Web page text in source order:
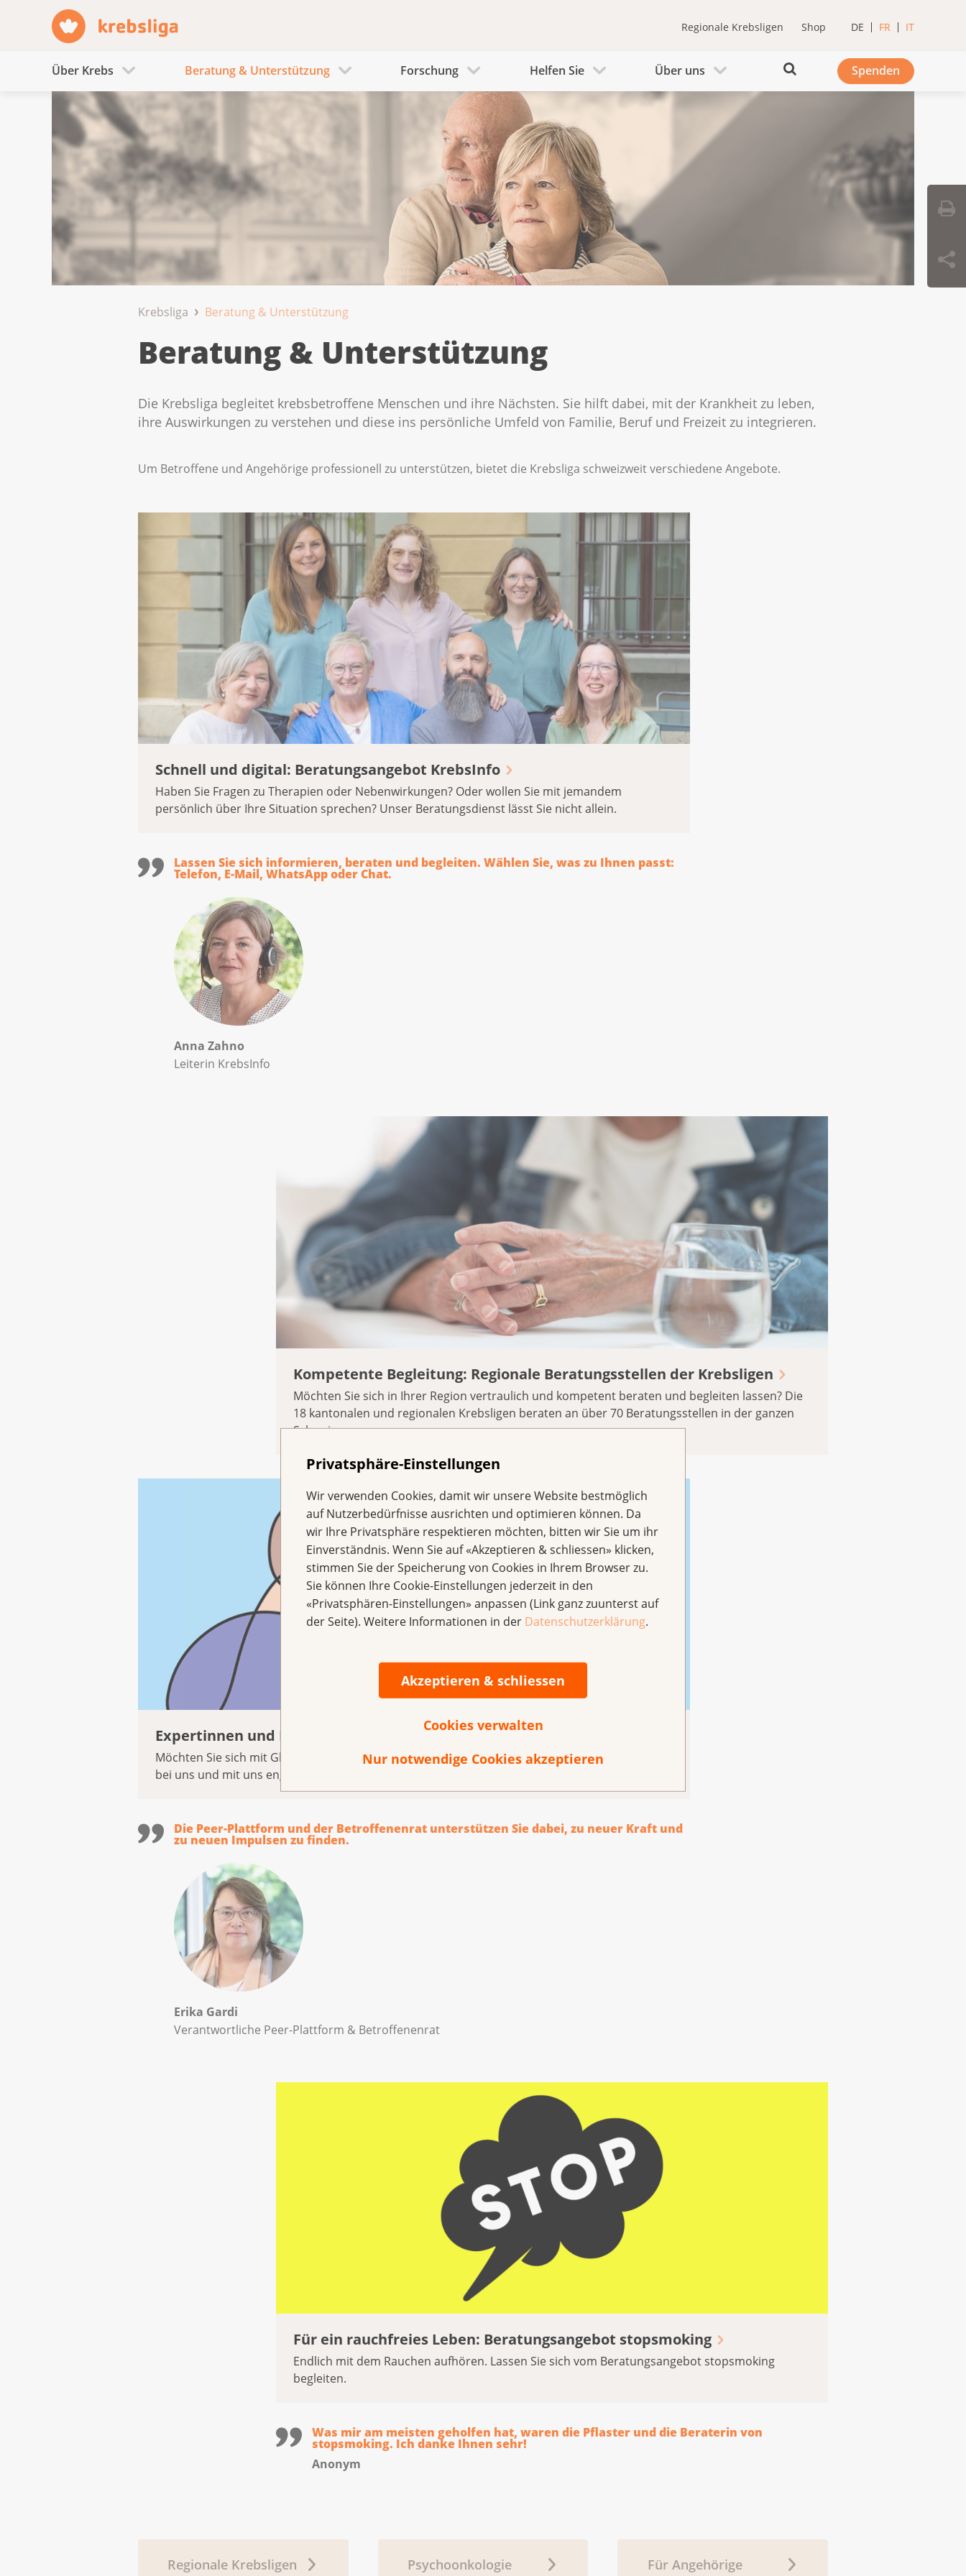
Privatsphäre-Einstellungen
Wir verwenden Cookies, damit wir unsere Website bestmöglich
auf Nutzerbedürfnisse ausrichten und optimieren können. Da
wir Ihre Privatsphäre respektieren möchten, bitten wir Sie um ihr
Einverständnis. Wenn Sie auf «Akzeptieren & schliessen» klicken,
stimmen Sie der Speicherung von Cookies in Ihrem Browser zu.
Sie können Ihre Cookie-Einstellungen jederzeit in den
«Privatsphären-Einstellungen» anpassen (Link ganz zuunterst auf
der Seite). Weitere Informationen in der Datenschutzerklärung.
Akzeptieren & schliessen
Cookies verwalten
Nur notwendige Cookies akzeptieren
Regionale Krebsligen Shop DE FR IT
Über Krebs Beratung & Unterstützung Forschung Helfen Sie Über uns Spenden
Krebsliga Beratung & Unterstützung
Beratung & Unterstützung
Die Krebsliga begleitet krebsbetroffene Menschen und ihre Nächsten. Sie hilft dabei, mit der Krankheit zu leben,
ihre Auswirkungen zu verstehen und diese ins persönliche Umfeld von Familie, Beruf und Freizeit zu integrieren.
Um Betroffene und Angehörige professionell zu unterstützen, bietet die Krebsliga schweizweit verschiedene Angebote.
Schnell und digital: Beratungsangebot KrebsInfo
Haben Sie Fragen zu Therapien oder Nebenwirkungen? Oder wollen Sie mit jemandem
persönlich über Ihre Situation sprechen? Unser Beratungsdienst lässt Sie nicht allein.
Lassen Sie sich informieren, beraten und begleiten. Wählen Sie, was zu Ihnen passt:
Telefon, E-Mail, WhatsApp oder Chat.
Anna Zahno
Leiterin KrebsInfo
Kompetente Begleitung: Regionale Beratungsstellen der Krebsligen
Möchten Sie sich in Ihrer Region vertraulich und kompetent beraten und begleiten lassen? Die
18 kantonalen und regionalen Krebsligen beraten an über 70 Beratungsstellen in der ganzen
Schweiz.
Expertinnen und Experten aus Erfahrung: Austauschplattform
Möchten Sie sich mit Gleichgesinnten austauschen? Oder möchten Sie sich mit ihrer Erfahrung
bei uns und mit uns engagieren?
Die Peer-Plattform und der Betroffenenrat unterstützen Sie dabei, zu neuer Kraft und
zu neuen Impulsen zu finden.
Erika Gardi
Verantwortliche Peer-Plattform & Betroffenenrat
Für ein rauchfreies Leben: Beratungsangebot stopsmoking
Endlich mit dem Rauchen aufhören. Lassen Sie sich vom Beratungsangebot stopsmoking
begleiten.
Was mir am meisten geholfen hat, waren die Pflaster und die Beraterin von
stopsmoking. Ich danke Ihnen sehr!
Anonym
Regionale Krebsligen Psychoonkologie Für Angehörige